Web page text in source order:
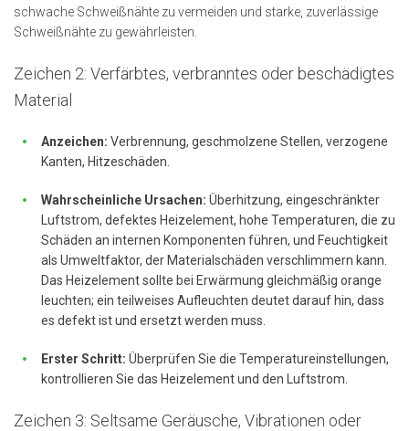
schwache Schweißnähte zu vermeiden und starke, zuverlässige
Schweißnähte zu gewährleisten.
Zeichen 2: Verfärbtes, verbranntes oder beschädigtes
Material
Anzeichen: Verbrennung, geschmolzene Stellen, verzogene
Kanten, Hitzeschäden.
Wahrscheinliche Ursachen: Überhitzung, eingeschränkter
Luftstrom, defektes Heizelement, hohe Temperaturen, die zu
Schäden an internen Komponenten führen, und Feuchtigkeit
als Umweltfaktor, der Materialschäden verschlimmern kann.
Das Heizelement sollte bei Erwärmung gleichmäßig orange
leuchten; ein teilweises Aufleuchten deutet darauf hin, dass
es defekt ist und ersetzt werden muss.
Erster Schritt: Überprüfen Sie die Temperatureinstellungen,
kontrollieren Sie das Heizelement und den Luftstrom.
Zeichen 3: Seltsame Geräusche, Vibrationen oder